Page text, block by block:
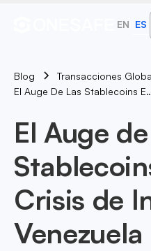
EN ES
Blog
Transacciones
El Auge De Las Stablecoins
El Auge
Crisis de
Venezuela